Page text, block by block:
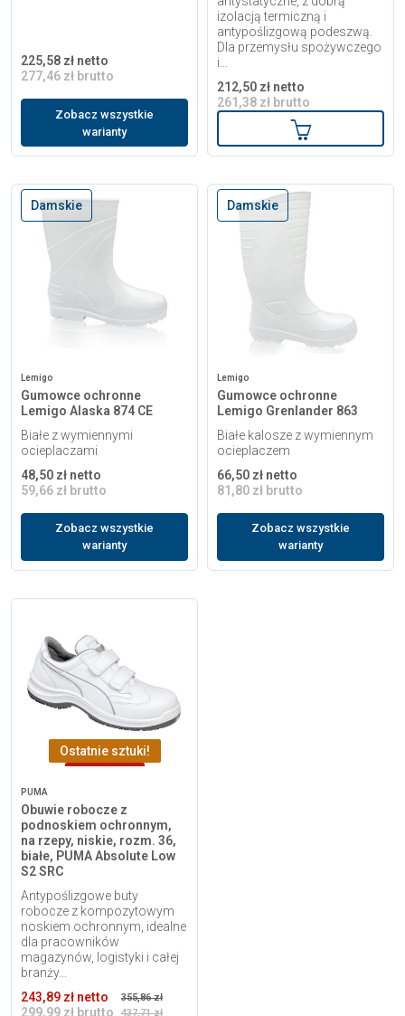
225,58 zł netto
277,46 zł brutto
Zobacz wszystkie
warianty
izolacją termiczną i
antypoślizgową podeszwą.
Dla przemysłu spożywczego
i...
212,50 zł netto
261,38 zł brutto
Dodaj do
Damskie
Lemigo
Gumowce ochronne
Lemigo Alaska 874 CE
Białe z wymiennymi
ocieplaczami
48,50 zł netto
59,66 zł brutto
Zobacz wszystkie
warianty
Damskie
Lemigo
Gumowce ochronne
Lemigo Grenlander 863
Białe kalosze z wymiennym
ocieplaczem
66,50 zł netto
81,80 zł brutto
Zobacz wszystkie
warianty
Ostatnie sztuki!
PUMA
Obuwie robocze z
podnoskiem ochronnym,
na rzepy, niskie, rozm. 36,
białe, PUMA Absolute Low
S2 SRC
Antypoślizgowe buty
robocze z kompozytowym
noskiem ochronnym, idealne
dla pracowników
magazynów, logistyki i całej
branży...
243,89 zł netto
299,99 zł brutto
355,86 zł
437,71 zł